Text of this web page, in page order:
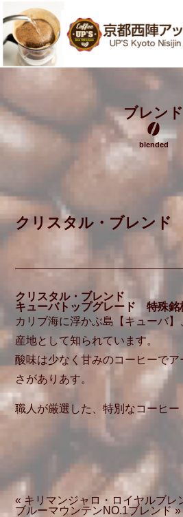
ブレンド
blended
クリスタル・ブレンド
クリスタル・ブレンド
キューバトップグレード 特殊銘
カリブ海に浮かぶ島【キューバ
産地として知られています。
酸味は少なく甘みのコーヒーで
さがありあす。
職人が厳選した、特別なコーヒー
« キリマンジャロ・ロイヤルブレ
ブルーマウンテンNO.1ブレンド »